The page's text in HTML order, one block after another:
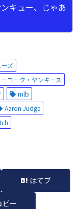
キュー、じゃあ
ズ
ヨーク・ヤンキース
mlb
Aaron Judge
はてブ
ピー